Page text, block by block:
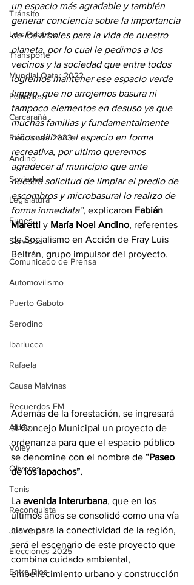
Tránsito
Luis Palacios
Transporte
Mundial Qatar 2022
Policiales
Carcarañá
Elecciones 2023
Andino
Sociedad
Legislatura
Funes
Servicios
Comunicado de Prensa
Automovilismo
Puerto Gaboto
Serodino
Ibarlucea
Rafaela
Causa Malvinas
Recuerdos FM
Aldao
Voley
Oliveros
Tenis
Reconquista
Judiciales
Elecciones 2025
Entre Ríos
un espacio más agradable y también
generar conciencia sobre la importancia
de los árboles para la vida de nuestro
planeta, por lo cual le pedimos a los
vecinos y la sociedad que entre todos
logremos mantener ese espacio verde
limpio, que no arrojemos basura ni
tampoco elementos en desuso ya que
muchas familias y fundamentalmente
niños utilizan el espacio en forma
recreativa, por ultimo queremos
agradecer al municipio que ante
nuestra solicitud de limpiar el predio de
escombros y microbasural lo realizo de
forma inmediata”, explicaron Fabián
Maretti y María Noel Andino, referentes
de Socialismo en Acción de Fray Luis
Beltrán, grupo impulsor del proyecto.
Además de la forestación, se ingresará
al Concejo Municipal un proyecto de
ordenanza para que el espacio público
se denomine con el nombre de “Paseo
de los lapachos”.
La avenida Interurbana, que en los
últimos años se consolidó como una vía
clave para la conectividad de la región,
será el escenario de este proyecto que
combina cuidado ambiental,
embellecimiento urbano y construcción